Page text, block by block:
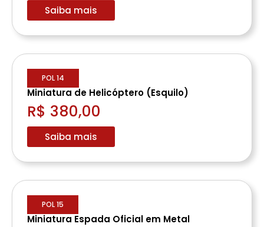
Saiba mais
POL 14
Miniatura de Helicóptero (Esquilo)
R$ 380,00
Saiba mais
POL 15
Miniatura Espada Oficial em Metal